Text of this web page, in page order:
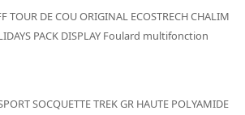
TOUR DE COU ORIGINAL ECOSTRECH CHALIM
PACK DISPLAY Foulard multifonction
SOCQUETTE TREK GR HAUTE POLYAMIDE